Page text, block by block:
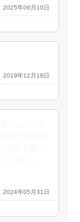
2025年06月10日
2019年12月18日
ではビッ
2024年05月31日